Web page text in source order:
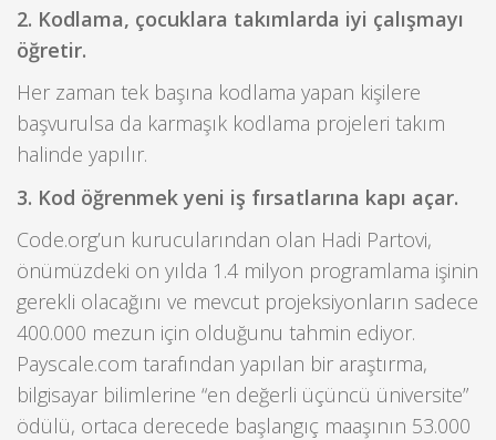
2. Kodlama, çocuklara takımlarda iyi çalışmayı
öğretir.
Her zaman tek başına kodlama yapan kişilere
başvurulsa da karmaşık kodlama projeleri takım
halinde yapılır.
3. Kod öğrenmek yeni iş fırsatlarına kapı açar.
Code.org’un kurucularından olan Hadi Partovi,
önümüzdeki on yılda 1.4 milyon programlama işinin
gerekli olacağını ve mevcut projeksiyonların sadece
400.000 mezun için olduğunu tahmin ediyor.
Payscale.com tarafından yapılan bir araştırma,
bilgisayar bilimlerine “en değerli üçüncü üniversite”
ödülü, ortaca derecede başlangıç maaşının 53.000